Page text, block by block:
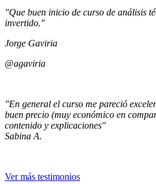
"Que buen inicio de curso de análisis
invertido."
Jorge Gaviria
@agaviria
"En general el curso me pareció
buen precio (muy económico en
contenido y explicaciones"
Sabina A.
Ver más testimonios